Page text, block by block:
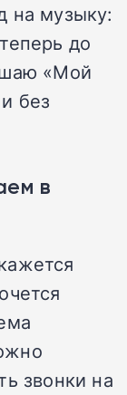
на музыку:
до
«Мой
без
в
звонки на